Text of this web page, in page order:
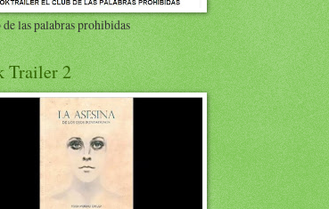
las palabras prohibidas
Trailer 2